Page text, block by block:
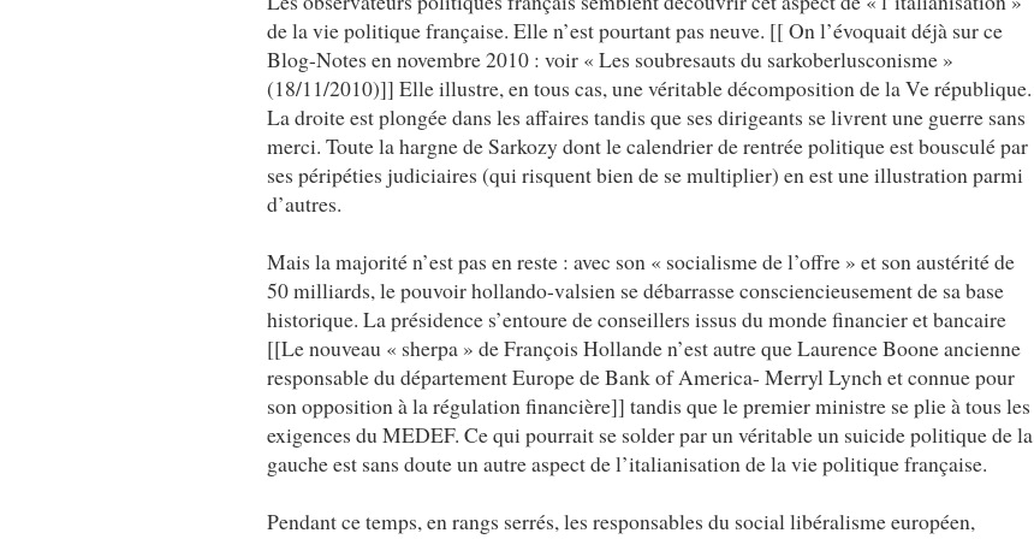
de la vie politique française. Elle n’est pourtant pas neuve. [[ On l’évoquait déjà sur ce
Blog-Notes en novembre 2010 : voir « Les soubresauts du sarkoberlusconisme »
(18/11/2010)]] Elle illustre, en tous cas, une véritable décomposition de la Ve république.
La droite est plongée dans les affaires tandis que ses dirigeants se livrent une guerre sans
merci. Toute la hargne de Sarkozy dont le calendrier de rentrée politique est bousculé par
ses péripéties judiciaires (qui risquent bien de se multiplier) en est une illustration parmi
d’autres.
Mais la majorité n’est pas en reste : avec son « socialisme de l’offre » et son austérité de
50 milliards, le pouvoir hollando-valsien se débarrasse consciencieusement de sa base
historique. La présidence s’entoure de conseillers issus du monde financier et bancaire
[[Le nouveau « sherpa » de François Hollande n’est autre que Laurence Boone ancienne
responsable du département Europe de Bank of America- Merryl Lynch et connue pour
son opposition à la régulation financière]] tandis que le premier ministre se plie à tous les
exigences du MEDEF. Ce qui pourrait se solder par un véritable un suicide politique de la
gauche est sans doute un autre aspect de l’italianisation de la vie politique française.
Pendant ce temps, en rangs serrés, les responsables du social libéralisme européen,